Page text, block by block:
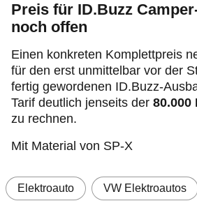
Preis für ID.Buzz
noch offen
Einen konkreten Komplettpreis
für den erst unmittelbar vor der
fertig gewordenen ID.Buzz-
Tarif deutlich jenseits der 80.000
zu rechnen.
Mit Material von SP-X
Elektroauto VW Elektroautos